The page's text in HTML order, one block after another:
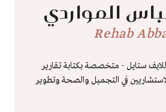
المواردي
ستايل - متخصصة بكتابة تقارير
في التجميل والصحة وتطوير